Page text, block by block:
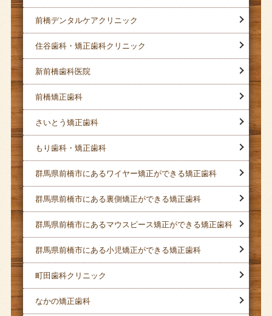
前橋デンタルケアクリニック
住谷歯科・矯正歯科クリニック
新前橋歯科医院
前橋矯正歯科
さいとう矯正歯科
もり歯科・矯正歯科
群馬県前橋市にあるワイヤー矯正ができる矯正歯科
群馬県前橋市にある裏側矯正ができる矯正歯科
群馬県前橋市にあるマウスピース矯正ができる矯正歯科
群馬県前橋市にある小児矯正ができる矯正歯科
町田歯科クリニック
なかの矯正歯科